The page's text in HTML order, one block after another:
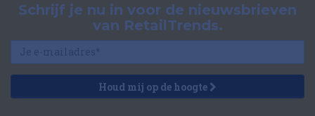
Schrijf je nu in voor de nieuwsbrieven
van RetailTrends.
Houd mij op de hoogte